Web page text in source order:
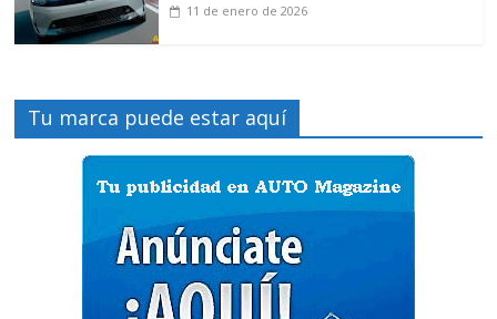
11 de enero de 2026
Tu marca puede estar aquí